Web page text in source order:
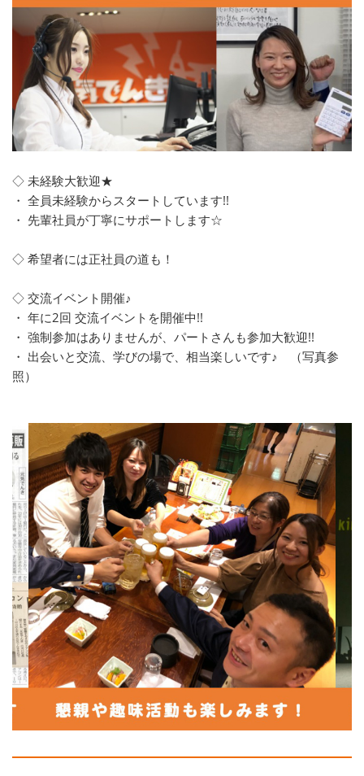
◇ 未経験大歓迎★
・ 全員未経験からスタートしています!!
・ 先輩社員が丁寧にサポートします☆
◇ 希望者には正社員の道も！
◇ 交流イベント開催♪
・ 年に2回 交流イベントを開催中!!
・ 強制参加はありませんが、パートさんも参加大歓迎!!
・ 出会いと交流、学びの場で、相当楽しいです♪ （写真参
照）